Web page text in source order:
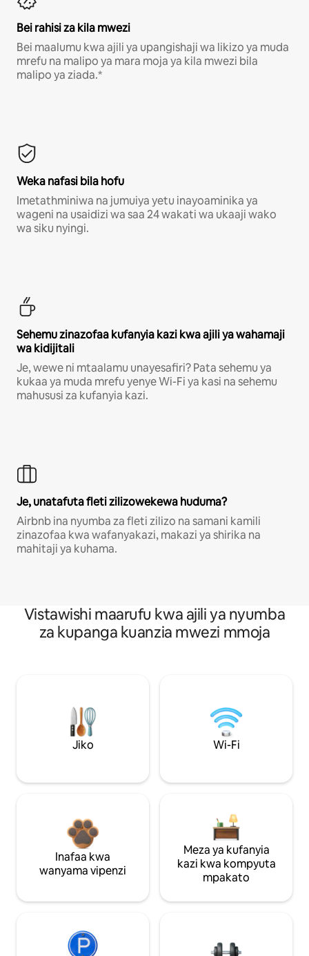
Bei rahisi za kila mwezi
Bei maalumu kwa ajili ya upangishaji wa likizo ya muda
mrefu na malipo ya mara moja ya kila mwezi bila
malipo ya ziada.*
Weka nafasi bila hofu
Imetathminiwa na jumuiya yetu inayoaminika ya
wageni na usaidizi wa saa 24 wakati wa ukaaji wako
wa siku nyingi.
Sehemu zinazofaa kufanyia kazi kwa ajili ya wahamaji
wa kidijitali
Je, wewe ni mtaalamu unayesafiri? Pata sehemu ya
kukaa ya muda mrefu yenye Wi-Fi ya kasi na sehemu
mahususi za kufanyia kazi.
Je, unatafuta fleti zilizowekewa huduma?
Airbnb ina nyumba za fleti zilizo na samani kamili
zinazofaa kwa wafanyakazi, makazi ya shirika na
mahitaji ya kuhama.
Vistawishi maarufu kwa ajili ya nyumba
za kupanga kuanzia mwezi mmoja
Jiko Wi-Fi
Inafaa kwa
wanyama vipenzi
Meza ya kufanyia
kazi kwa kompyuta
mpakato